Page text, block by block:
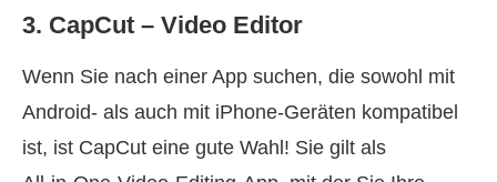
3. CapCut – Video Editor
Wenn Sie nach einer App suchen, die sowohl mit
Android‑ als auch mit iPhone‑Geräten kompatibel
ist, ist CapCut eine gute Wahl! Sie gilt als